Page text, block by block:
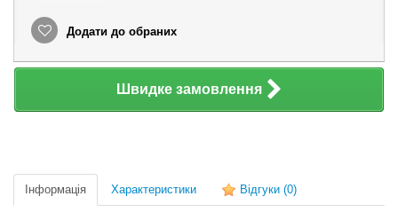
Додати до обраних
Швидке замовлення
Інформація Характеристики Відгуки (0)